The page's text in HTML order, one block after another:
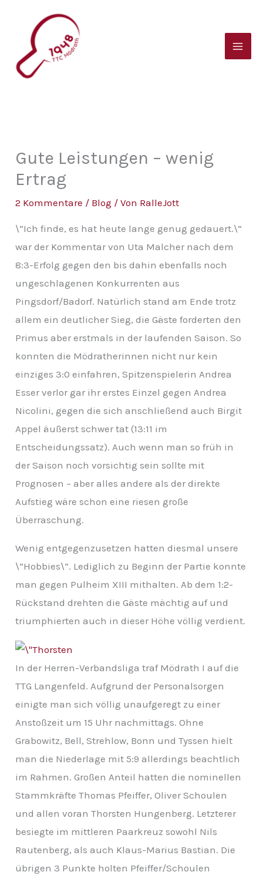
springen
Gute Leistungen – wenig
Ertrag
2 Kommentare / Blog / Von RalleJott
\“Ich finde, es hat heute lange genug gedauert.\“
war der Kommentar von Uta Malcher nach dem
8:3-Erfolg gegen den bis dahin ebenfalls noch
ungeschlagenen Konkurrenten aus
Pingsdorf/Badorf. Natürlich stand am Ende trotz
allem ein deutlicher Sieg, die Gäste forderten den
Primus aber erstmals in der laufenden Saison. So
konnten die Mödratherinnen nicht nur kein
einziges 3:0 einfahren, Spitzenspielerin Andrea
Esser verlor gar ihr erstes Einzel gegen Andrea
Nicolini, gegen die sich anschließend auch Birgit
Appel äußerst schwer tat (13:11 im
Entscheidungssatz). Auch wenn man so früh in
der Saison noch vorsichtig sein sollte mit
Prognosen – aber alles andere als der direkte
Aufstieg wäre schon eine riesen große
Überraschung.
Wenig entgegenzusetzen hatten diesmal unsere
\“Hobbies\“. Lediglich zu Beginn der Partie konnte
man gegen Pulheim XIII mithalten. Ab dem 1:2-
Rückstand drehten die Gäste mächtig auf und
triumphierten auch in dieser Höhe völlig verdient.
In der Herren-Verbandsliga traf Mödrath I auf die
TTG Langenfeld. Aufgrund der Personalsorgen
einigte man sich völlig unaufgeregt zu einer
Anstoßzeit um 15 Uhr nachmittags. Ohne
Grabowitz, Bell, Strehlow, Bonn und Tyssen hielt
man die Niederlage mit 5:9 allerdings beachtlich
im Rahmen. Großen Anteil hatten die nominellen
Stammkräfte Thomas Pfeiffer, Oliver Schoulen
und allen voran Thorsten Hungenberg. Letzterer
besiegte im mittleren Paarkreuz sowohl Nils
Rautenberg, als auch Klaus-Marius Bastian. Die
übrigen 3 Punkte holten Pfeiffer/Schoulen
t
c
h
i
v